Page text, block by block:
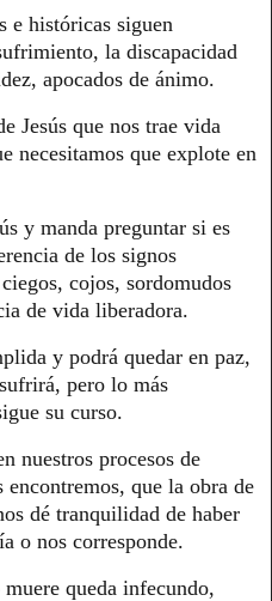
e históricas siguen
la discapacidad
apocados de ánimo.
Jesús que nos trae vida
necesitamos que explote en
y manda preguntar si es
de los signos
cojos, sordomudos
de vida liberadora.
y podrá quedar en paz,
pero lo más
su curso.
nuestros procesos de
que la obra de
dé tranquilidad de haber
o nos corresponde.
queda infecundo,